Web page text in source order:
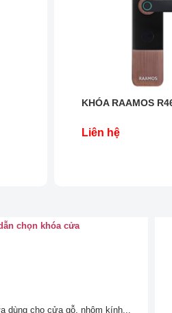
KHÓA RAAMOS
Liên hệ
chọn khóa cửa
dùng cho cửa gỗ, nhôm kính...